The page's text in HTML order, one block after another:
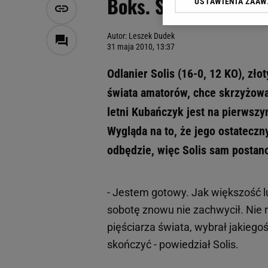
Boks. Solis gotowy
Autor: Leszek Dudek
31 maja 2010, 13:37
Odlanier Solis (16-0, 12 KO),
świata amatorów, chce
letni Kubańczyk jest na
Wygląda na to, że jego
odbędzie, więc Solis sam
- Jestem gotowy. Jak większość
sobotę znowu nie zachwycił.
pięściarza świata, wybrał
skończyć - powiedział Solis.
Klikając „Akceptuję”
Zaufanych Partnerów i
My, nasi Zaufani
Użycie dokładnych
Przechowywanie
badnie odbiorców i